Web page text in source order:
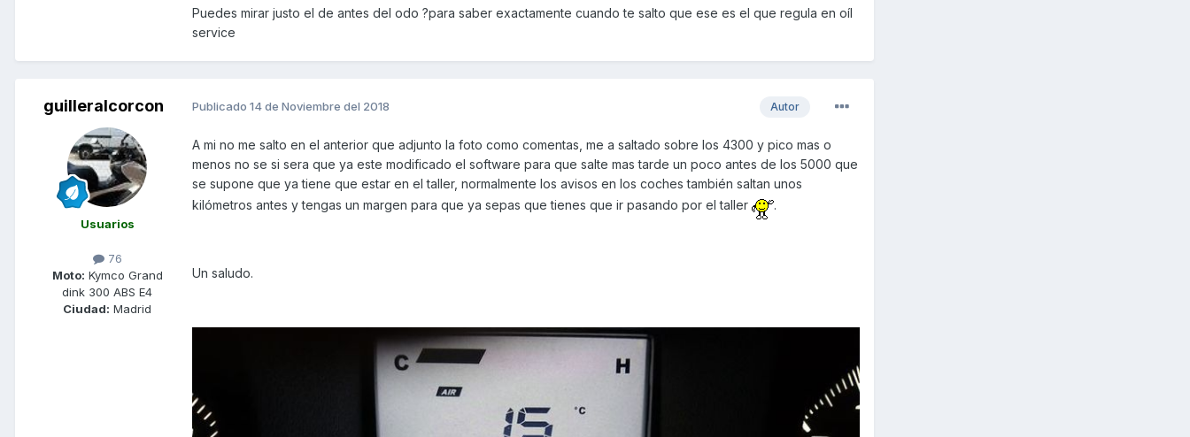
Puedes mirar justo el de antes del odo ?para saber exactamente cuando te salto que ese es el que regula en oíl
service
guilleralcorcon
Usuarios
76
Moto: Kymco Grand
dink 300 ABS E4
Ciudad: Madrid
Autor
Publicado 14 de Noviembre del 2018
A mi no me salto en el anterior que adjunto la foto como comentas, me a saltado sobre los 4300 y pico mas o
menos no se si sera que ya este modificado el software para que salte mas tarde un poco antes de los 5000 que
se supone que ya tiene que estar en el taller, normalmente los avisos en los coches también saltan unos
kilómetros antes y tengas un margen para que ya sepas que tienes que ir pasando por el taller
.
Un saludo.